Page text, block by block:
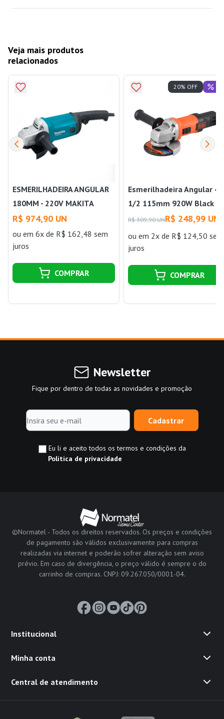
Veja mais produtos
relacionados
ESMERILHADEIRA ANGULAR
180MM - 220V MAKITA
R$ 974,90 UN
ou em 6x de R$ 162,48 sem
juros
COMPRAR
Esmerilhadeira Angular 4
1/2 115mm 920W Black &
Decker
R$ 309,90 UNR$ 248,99 UN
ouem 2x de R$ 124,50 sem
juros
20% OFF
COMPRAR
Newsletter
Fique por dentro de todas as novidades e promoção
Cadastrar
Eu li e aceito todos os termos e condições da
Política de privacidade
©Normatel - Todos os direitos reservados. Os preços e condições
de pagamento são válidos exclusivamente para compras
realizadas via internet e poderão sofrer alteração sem aviso
prévio. Em caso de divergência, o preço válido é sempre o do
carrinho de compras. CNPJ: 09.267.050/0001-04.
Institucional
Minha conta
Central de atendimento